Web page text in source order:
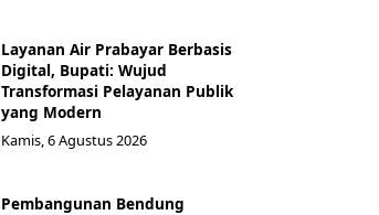
Layanan Air Prabayar Berbasis
Digital, Bupati: Wujud
Transformasi Pelayanan Publik
yang Modern
Kamis, 6 Agustus 2026
Pembangunan Bendung